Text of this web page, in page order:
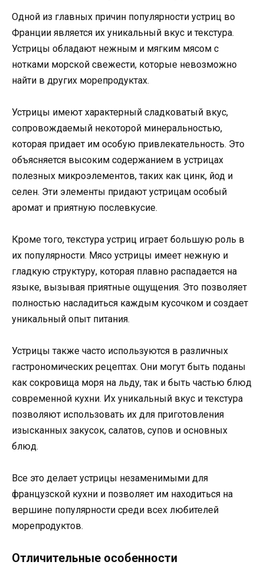
Одной из главных причин популярности устриц во
Франции является их уникальный вкус и текстура.
Устрицы обладают нежным и мягким мясом с
нотками морской свежести, которые невозможно
найти в других морепродуктах.
Устрицы имеют характерный сладковатый вкус,
сопровождаемый некоторой минеральностью,
которая придает им особую привлекательность. Это
объясняется высоким содержанием в устрицах
полезных микроэлементов, таких как цинк, йод и
селен. Эти элементы придают устрицам особый
аромат и приятную послевкусие.
Кроме того, текстура устриц играет большую роль в
их популярности. Мясо устрицы имеет нежную и
гладкую структуру, которая плавно распадается на
языке, вызывая приятные ощущения. Это позволяет
полностью насладиться каждым кусочком и создает
уникальный опыт питания.
Устрицы также часто используются в различных
гастрономических рецептах. Они могут быть поданы
как сокровища моря на льду, так и быть частью блюд
современной кухни. Их уникальный вкус и текстура
позволяют использовать их для приготовления
изысканных закусок, салатов, супов и основных
блюд.
Все это делает устрицы незаменимыми для
французской кухни и позволяет им находиться на
вершине популярности среди всех любителей
морепродуктов.
Отличительные особенности